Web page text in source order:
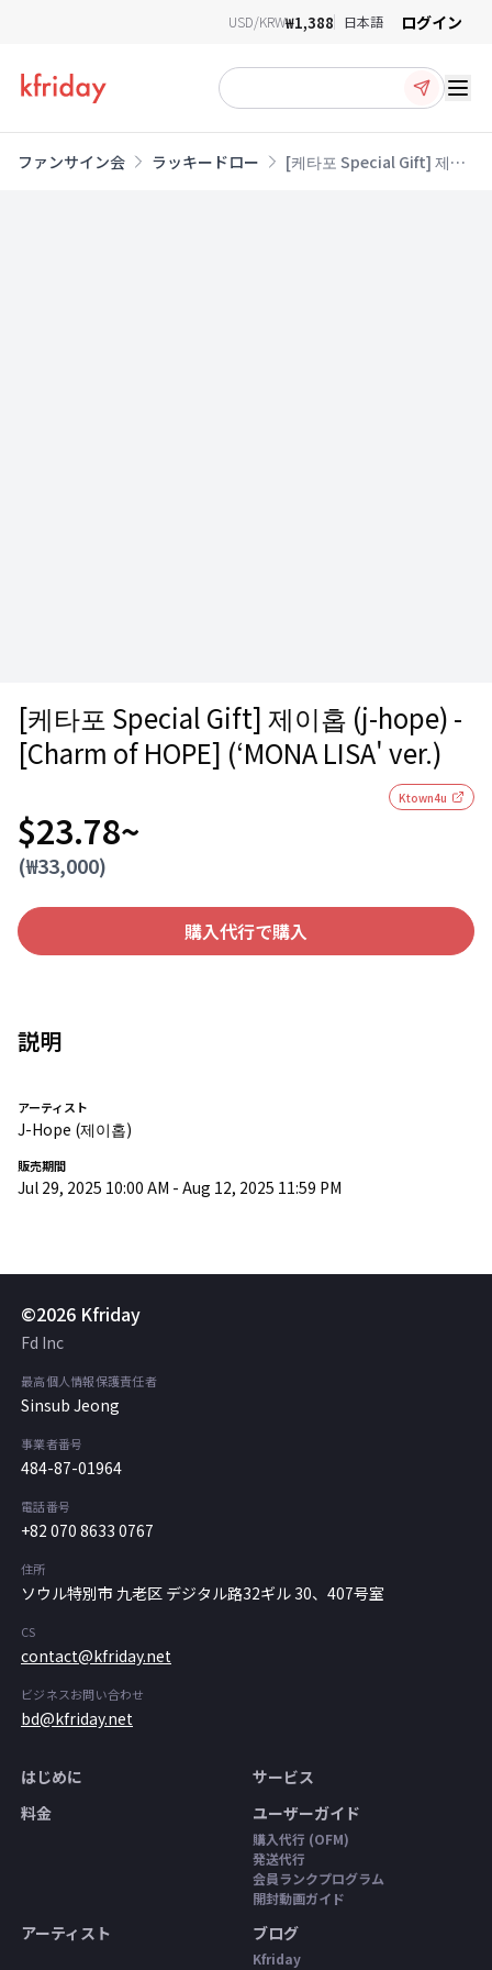
USD/KRW₩1,388 日本語 ログイン
ファンサイン会 ラッキードロー
[케타포 Special Gift] 제이
[케타포 Special Gift] 제이홉 (j-hope) -
[Charm of HOPE] (‘MONA LISA' ver.)
Ktown4u
$23.78~
(₩33,000)
購入代行で購入
説明
アーティスト
J-Hope (제이홉)
販売期間
Jul 29, 2025 10:00 AM - Aug 12, 2025 11:59 PM
©2026 Kfriday
Fd Inc
最高個人情報保護責任者
Sinsub Jeong
事業者番号
484-87-01964
電話番号
+82 070 8633 0767
住所
ソウル特別市 九老区 デジタル路32ギル 30、407号室
CS
contact@kfriday.net
ビジネスお問い合わせ
bd@kfriday.net
はじめに
サービス
料金
ユーザーガイド
購入代行 (OFM)
発送代行
会員ランクプログラム
開封動画ガイド
アーティスト ブログ
Kfriday